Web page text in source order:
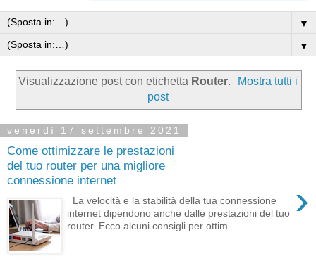
▼
▼
Visualizzazione post con etichetta Router.
Mostra tutti i
post
venerdì 17 settembre 2021
Come ottimizzare le prestazioni
del tuo router per una migliore
connessione internet
›
La velocità e la stabilità della tua connessione
internet dipendono anche dalle prestazioni del tuo
router. Ecco alcuni consigli per ottim...